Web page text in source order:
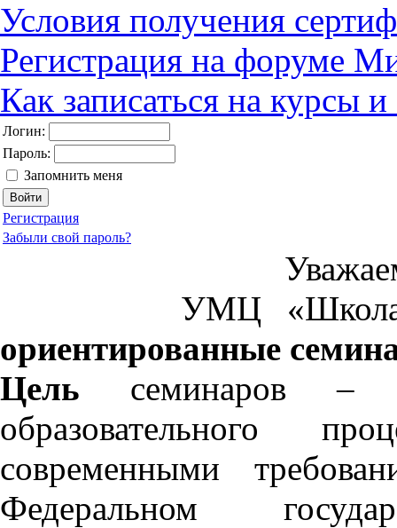
Условия получения
Регистрация на форуме
Как записаться на курсы
Логин:
Пароль:
Запомнить меня
Регистрация
Забыли свой пароль?
УМЦ «Школа
ориентированные
Цель семинаров –
образовательного
современными
Федеральном